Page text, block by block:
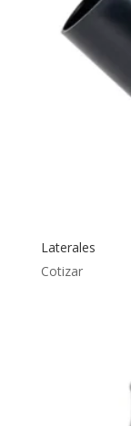
Laterales
Cotizar